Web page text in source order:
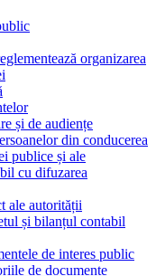
organizarea
și de audiențe
din conducerea
publice și ale
cu difuzarea
ale autorității
și bilanțul contabil
de interes public
de documente